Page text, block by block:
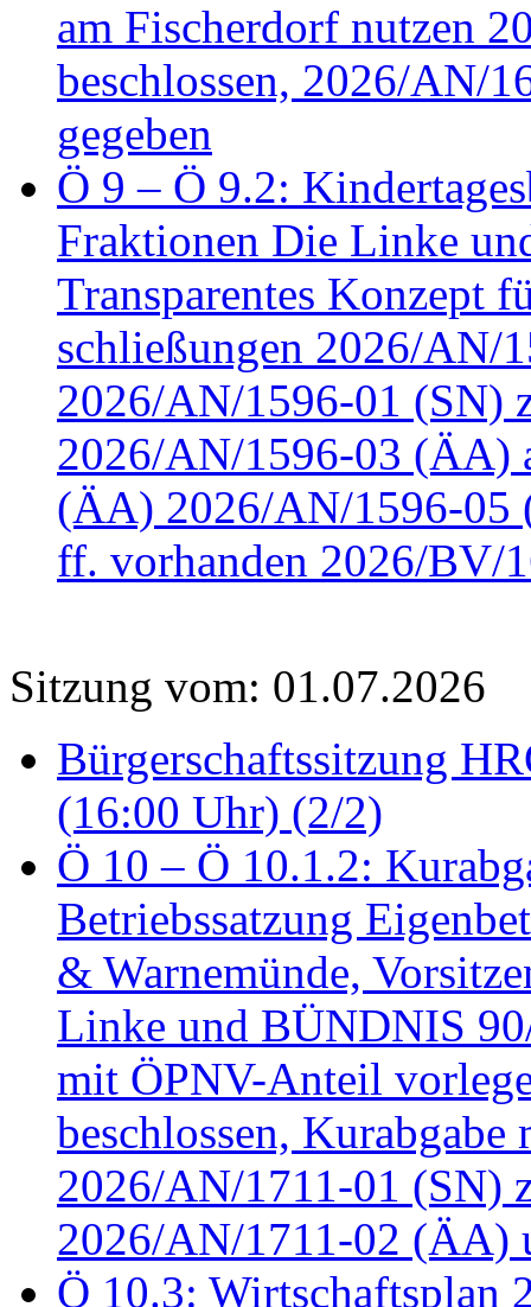
am Fischerdorf nutzen
beschlossen, 2026/AN/
gegeben
Ö 9 – Ö 9.2:
Fraktionen Die Linke
Transparentes Konzept
schließungen 2026/AN/
2026/AN/1596-01 (SN)
2026/AN/1596-03 (ÄA)
(ÄA) 2026/AN/1596-05
ff. vorhanden 2026/BV/
Sitzung vom: 01.07.2026
Bürgerschaftssitzung
(16:00 Uhr) (2/2)
Ö 10 – Ö 10.1.2:
Betriebssatzung
& Warnemünde,
Linke und BÜNDNIS
mit ÖPNV-Anteil
beschlossen,
2026/AN/1711-01 (SN)
2026/AN/1711-02 (ÄA)
Ö 10.3: Wirtschaftsplan